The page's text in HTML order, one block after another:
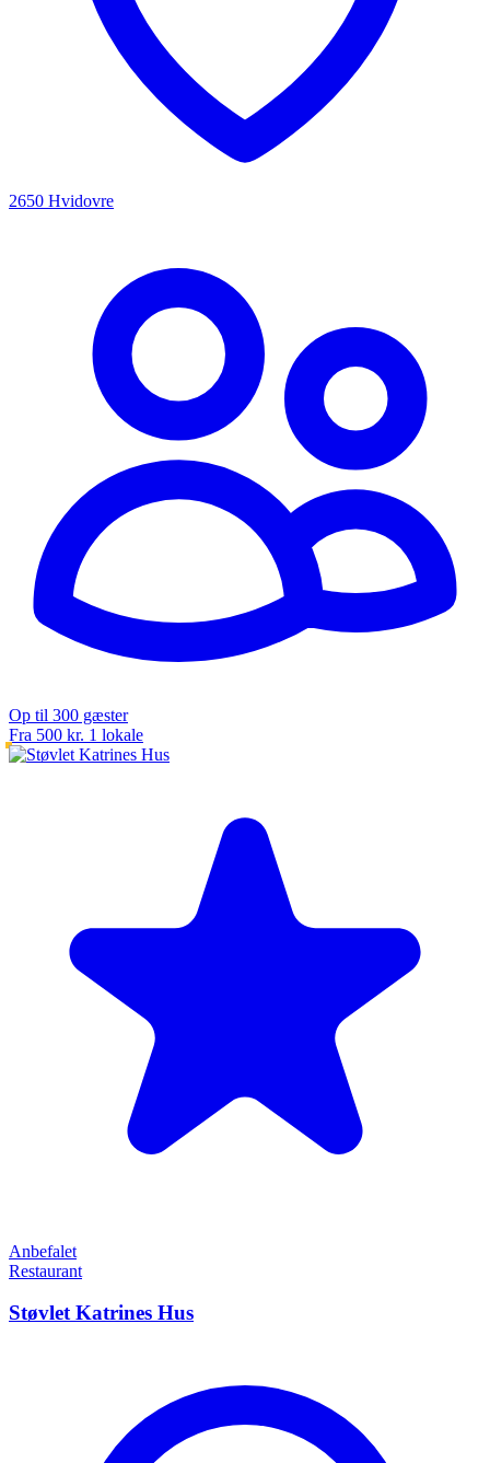
2650 Hvidovre
Op til 300 gæster
Fra 500 kr. 1 lokale
Anbefalet
Restaurant
Støvlet Katrines Hus